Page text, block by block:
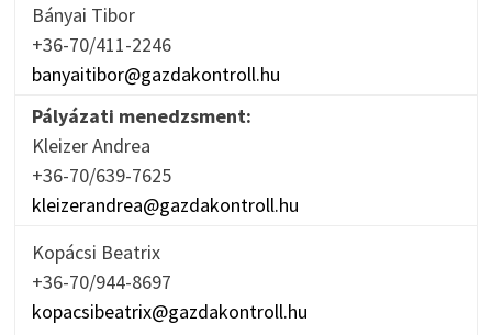
Bányai Tibor
+36-70/411-2246
banyaitibor@gazdakontroll.hu
Pályázati menedzsment:
Kleizer Andrea
+36-70/639-7625
kleizerandrea@gazdakontroll.hu
Kopácsi Beatrix
+36-70/944-8697
kopacsibeatrix@gazdakontroll.hu